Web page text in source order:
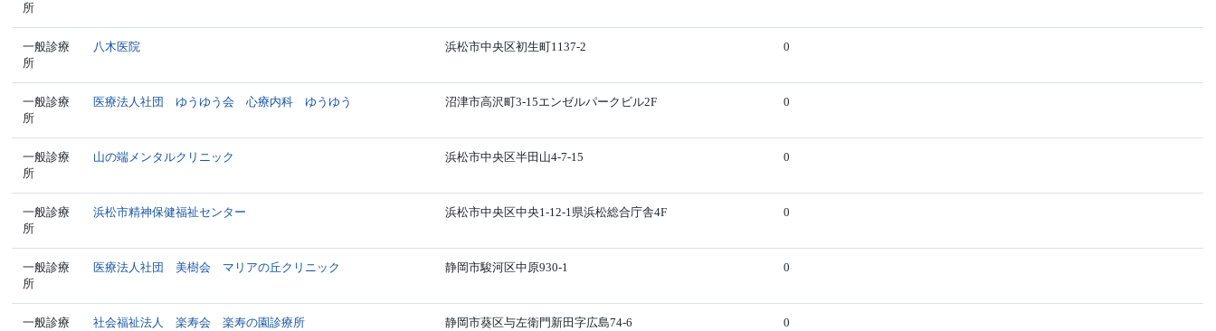
所
一般診療
所
八木医院 浜松市中央区初生町1137-2 0
一般診療
所
医療法人社団 ゆうゆう会 心療内科 ゆうゆう 沼津市高沢町3-15エンゼルパークビル2F 0
一般診療
所
山の端メンタルクリニック 浜松市中央区半田山4-7-15 0
一般診療
所
浜松市精神保健福祉センター 浜松市中央区中央1-12-1県浜松総合庁舎4F 0
一般診療
所
医療法人社団 美樹会 マリアの丘クリニック 静岡市駿河区中原930-1 0
一般診療
社会福祉法人 楽寿会 楽寿の園診療所 静岡市葵区与左衛門新田字広島74-6 0